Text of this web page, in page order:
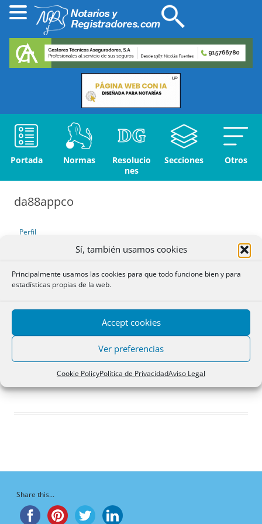
Sí, también usamos cookies
Principalmente usamos las cookies para que todo funcione bien y para
estadísticas propias de la web.
Accept cookies
Ver preferencias
Cookie PolicyPolítica de PrivacidadAviso Legal
Portada Normas
Resolucio
nes
Secciones Otros
da88appco
Perfil
Debates iniciados
Respuestas creadas
Participaciones
Favoritos
Debates favoritos del
foro
¡Vaya, no hay debates aquí!
Share this...